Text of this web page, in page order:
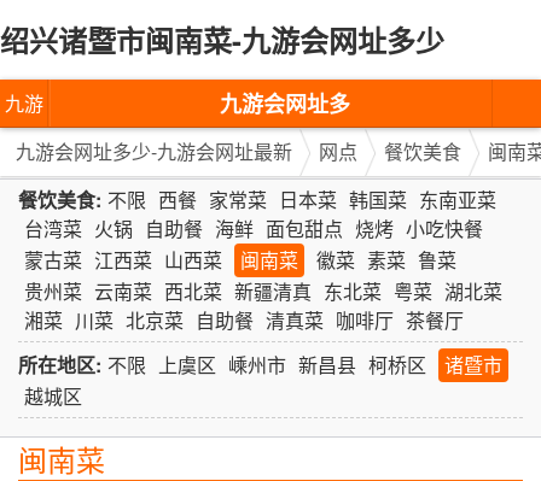
绍兴诸暨市闽南菜-九游会网址多少
九游
会网
址多
少-九
游会
网址
最新
九游会网址多
少-九游会网址
最新
九游会网址多少-九游会网址最新 网点 餐饮美食
闽南
餐饮美食: 不限 西餐 家常菜 日本菜 韩国菜 东南亚菜
台湾菜 火锅 自助餐 海鲜 面包甜点 烧烤 小吃快餐
蒙古菜 江西菜 山西菜 闽南菜 徽菜 素菜 鲁菜
贵州菜 云南菜 西北菜 新疆清真 东北菜 粤菜 湖北菜
湘菜 川菜 北京菜 自助餐 清真菜 咖啡厅 茶餐厅
所在地区: 不限 上虞区 嵊州市 新昌县 柯桥区
诸暨市
越城区
闽南菜